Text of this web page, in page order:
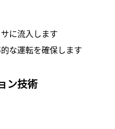
に流入します
な運転を確保します
ン技術